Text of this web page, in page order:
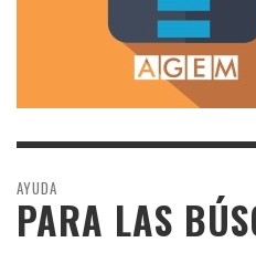
AYUDA
PARA LAS